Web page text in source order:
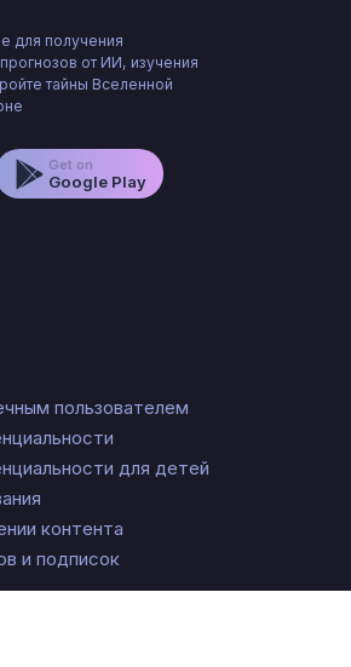
для получения
от ИИ, изучения
тайны Вселенной
Get on
Google Play
пользователем
для детей
контента
и подписок